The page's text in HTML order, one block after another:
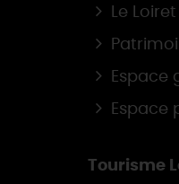
Le
Espace
Espace
Tourisme